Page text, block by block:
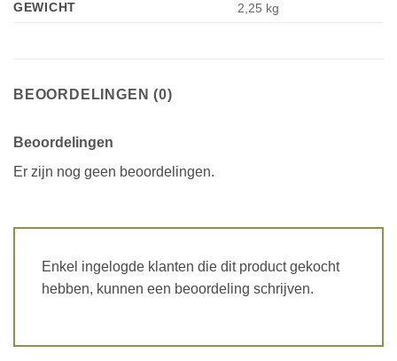
GEWICHT 2,25 kg
BEOORDELINGEN (0)
Beoordelingen
Er zijn nog geen beoordelingen.
Enkel ingelogde klanten die dit product gekocht
hebben, kunnen een beoordeling schrijven.